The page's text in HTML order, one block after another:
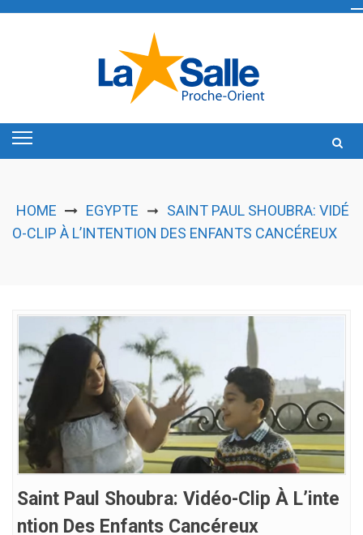
HOME EGYPTE ➞ SAINT PAUL SHOUBRA: VIDÉ
O-CLIP À L’INTENTION DES ENFANTS CANCÉREUX
Saint Paul Shoubra: Vidéo-Clip À L’inte
Ntion Des Enfants Cancéreux